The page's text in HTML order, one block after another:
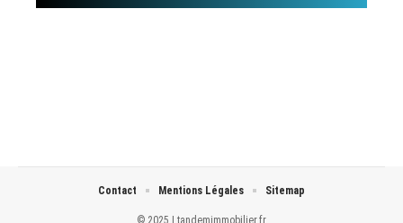
Contact Mentions Légales Sitemap